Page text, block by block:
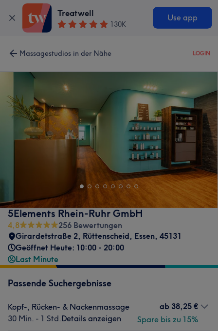
Treatwell
130K
Use app
Massagestudios in der Nähe LOGIN
5Elements Rhein-Ruhr GmbH
4,8
256 Bewertungen
Girardetstraße 2, Rüttenscheid, Essen, 45131
Geöffnet Heute: 10:00 - 20:00
Last Minute
Passende Suchergebnisse
Kopf-, Rücken- & Nackenmassage
30 Min. - 1 Std.Details anzeigen
ab 38,25 €
Spare bis zu 15%